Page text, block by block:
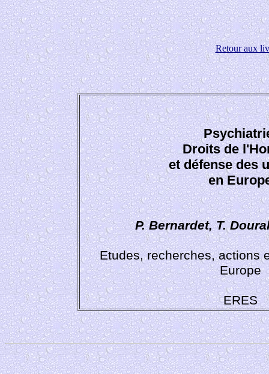
Retour aux
Droits de
et défense des
en
P. Bernardet, T.
Etudes, recherches, actions
Europe
ERES